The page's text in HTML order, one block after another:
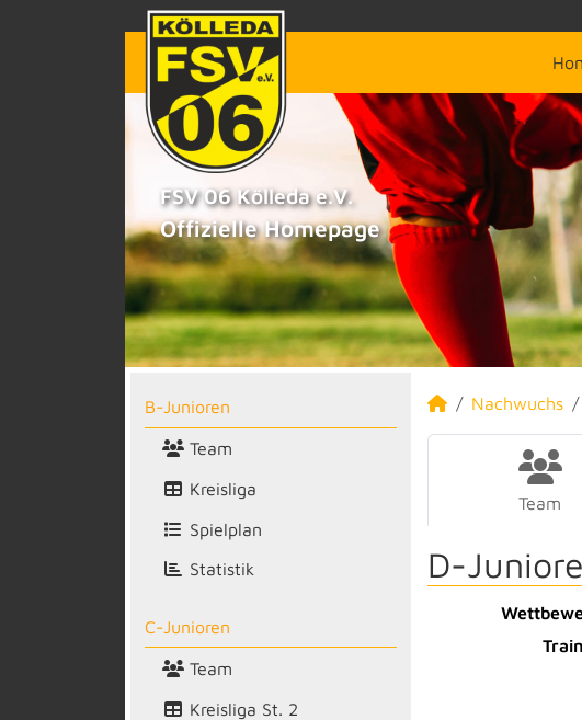
FSV 06 Kölleda e.V.
Offizielle Homepage
B-Junioren
Team
Kreisliga
Spielplan
Statistik
C-Junioren
Team
Kreisliga St. 2
Nachwuchs
Team
D-